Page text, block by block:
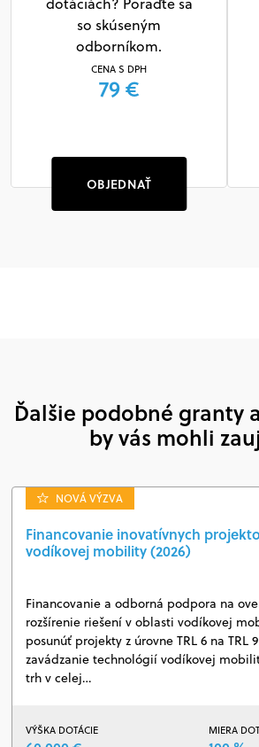
so skúseným
odborníkom.
CENA S DPH
79 €
OBJEDNAŤ
Ďalšie podobné granty
by vás mohli
NOVÁ VÝZVA
Financovanie inovatívnych
vodíkovej mobility (2026)
Financovanie a odborná podpora na
rozšírenie riešení v oblasti vodíkovej
posunúť projekty z úrovne TRL 6 na TRL
zavádzanie technológií vodíkovej
trh v celej…
VÝŠKA DOTÁCIE MIERA